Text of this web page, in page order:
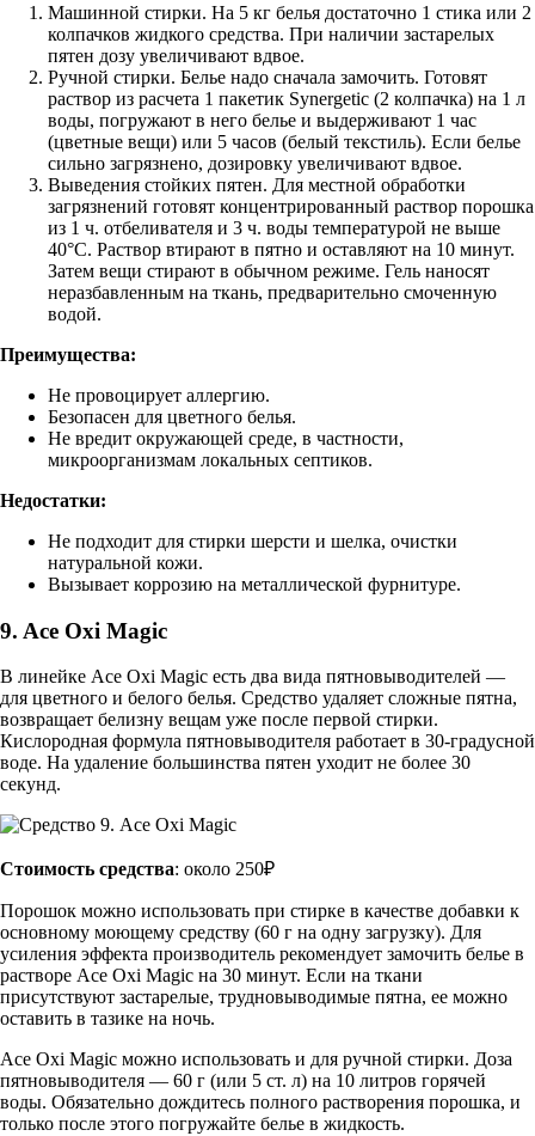
Машинной стирки. На 5 кг белья достаточно 1 стика или 2
колпачков жидкого средства. При наличии застарелых
пятен дозу увеличивают вдвое.
Ручной стирки. Белье надо сначала замочить. Готовят
раствор из расчета 1 пакетик Synergetic (2 колпачка) на 1 л
воды, погружают в него белье и выдерживают 1 час
(цветные вещи) или 5 часов (белый текстиль). Если белье
сильно загрязнено, дозировку увеличивают вдвое.
Выведения стойких пятен. Для местной обработки
загрязнений готовят концентрированный раствор порошка
из 1 ч. отбеливателя и 3 ч. воды температурой не выше
40°С. Раствор втирают в пятно и оставляют на 10 минут.
Затем вещи стирают в обычном режиме. Гель наносят
неразбавленным на ткань, предварительно смоченную
водой.
Преимущества:
Не провоцирует аллергию.
Безопасен для цветного белья.
Не вредит окружающей среде, в частности,
микроорганизмам локальных септиков.
Недостатки:
Не подходит для стирки шерсти и шелка, очистки
натуральной кожи.
Вызывает коррозию на металлической фурнитуре.
9. Ace Oxi Magic
В линейке Ace Oxi Magic есть два вида пятновыводителей —
для цветного и белого белья. Средство удаляет сложные пятна,
возвращает белизну вещам уже после первой стирки.
Кислородная формула пятновыводителя работает в 30-градусной
воде. На удаление большинства пятен уходит не более 30
секунд.
Стоимость средства: около 250₽
Порошок можно использовать при стирке в качестве добавки к
основному моющему средству (60 г на одну загрузку). Для
усиления эффекта производитель рекомендует замочить белье в
растворе Ace Oxi Magic на 30 минут. Если на ткани
присутствуют застарелые, трудновыводимые пятна, ее можно
оставить в тазике на ночь.
Ace Oxi Magic можно использовать и для ручной стирки. Доза
пятновыводителя — 60 г (или 5 ст. л) на 10 литров горячей
воды. Обязательно дождитесь полного растворения порошка, и
только после этого погружайте белье в жидкость.